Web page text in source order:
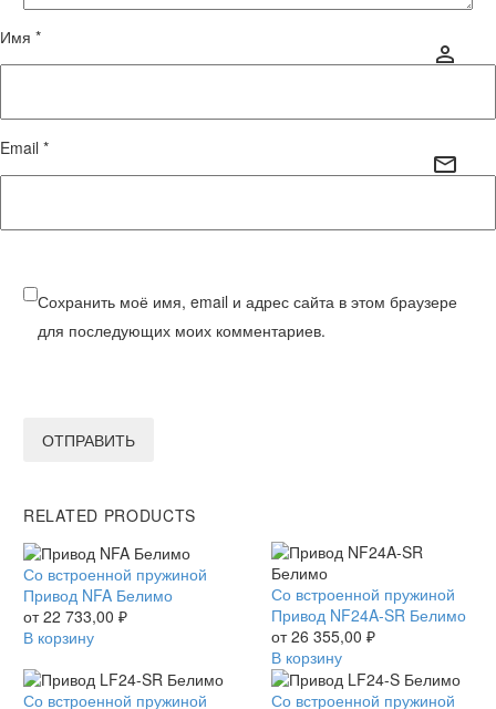
Имя *
Email *
Сохранить моё имя, email и адрес сайта в этом браузере
для последующих моих комментариев.
ОТПРАВИТЬ
RELATED PRODUCTS
Привод
NFA
Белимо
Со встроенной пружиной
Привод NFA Белимо
от22 733,00 ₽
В корзину
Привод
NF24A-
SR
Белимо
Со встроенной пружиной
Привод NF24A-SR Белимо
от26 355,00 ₽
В корзину
Привод
Со встроенной пружиной
Привод
Со встроенной пружиной